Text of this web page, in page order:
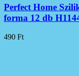
Perfect Home
forma 12 db
490 Ft